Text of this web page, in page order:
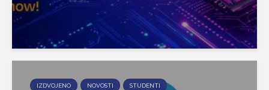
IZDVOJENO NOVOSTI STUDENTI